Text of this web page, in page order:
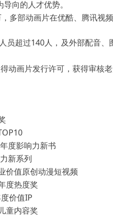
向的人才优势。
多部动画片在优酷、腾讯视
超过140人，及外部配音、
画片发行许可，获得审核
度影响力新书
新系列
价值原创动漫短视频
度热度奖
价值IP
童内容奖